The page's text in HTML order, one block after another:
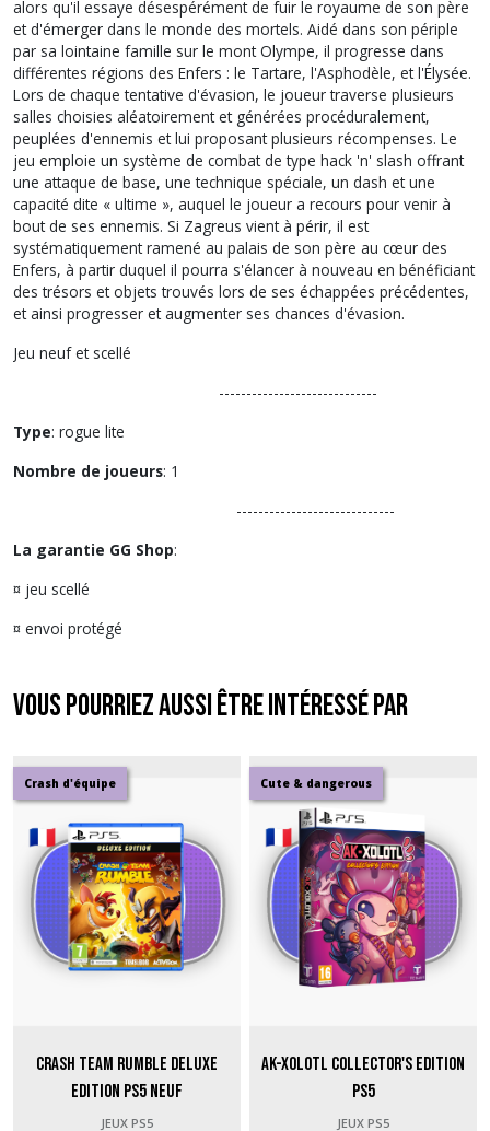
alors qu'il essaye désespérément de fuir le royaume de son père
et d'émerger dans le monde des mortels. Aidé dans son périple
par sa lointaine famille sur le mont Olympe, il progresse dans
différentes régions des Enfers : le Tartare, l'Asphodèle, et l'Élysée.
Lors de chaque tentative d'évasion, le joueur traverse plusieurs
salles choisies aléatoirement et générées procéduralement,
peuplées d'ennemis et lui proposant plusieurs récompenses. Le
jeu emploie un système de combat de type hack 'n' slash offrant
une attaque de base, une technique spéciale, un dash et une
capacité dite « ultime », auquel le joueur a recours pour venir à
bout de ses ennemis. Si Zagreus vient à périr, il est
systématiquement ramené au palais de son père au cœur des
Enfers, à partir duquel il pourra s'élancer à nouveau en bénéficiant
des trésors et objets trouvés lors de ses échappées précédentes,
et ainsi progresser et augmenter ses chances d'évasion.
Jeu neuf et scellé
-----------------------------
Type: rogue lite
Nombre de joueurs: 1
-----------------------------
La garantie GG Shop:
¤ jeu scellé
¤ envoi protégé
Vous pourriez aussi être intéressé par
Crash d'équipe
Crash Team Rumble Deluxe
Edition PS5 neuf
JEUX PS5
Cute & dangerous
Ak-Xolotl Collector's Edition
PS5
JEUX PS5